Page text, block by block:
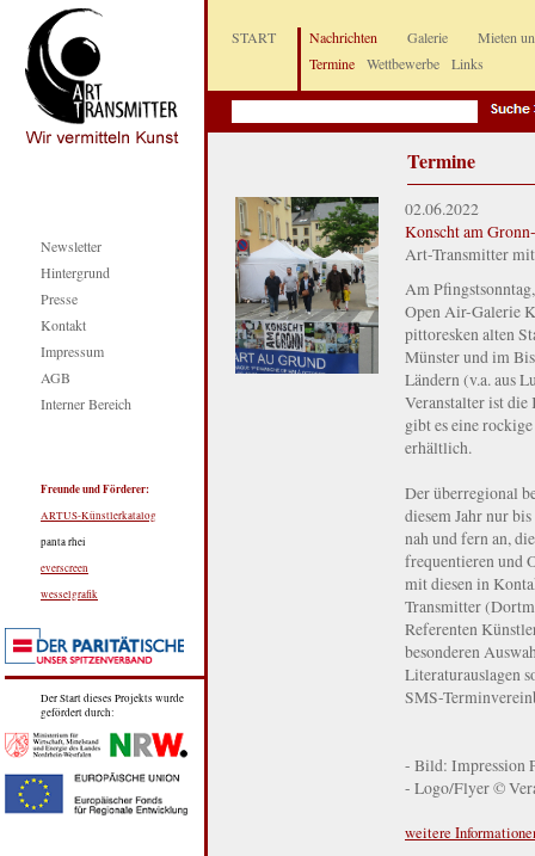
Newsletter
Hintergrund
Presse
Kontakt
Impressum
AGB
Interner Bereich
Freunde und Förderer:
ARTUS-Künstlerkatalog
panta rhei
everscreen
wesselgrafik
Der Start dieses Projekts wurde
gefördert durch:
START
Nachrichten
Termine
Wettbewerbe Links
Galerie Mieten
Termine
02.06.2022
Konscht am
Art-Transmitter
Am
Open Air-Galerie
pittoresken alten
Münster und im
Ländern (v.a. aus
Veranstalter ist
gibt es eine
erhältlich.
Der überregional
diesem Jahr nur
nah und fern an,
frequentieren und
mit diesen in
Transmitter
Referenten
besonderen
Literaturauslagen
SMS-
- Bild: Impression
- Logo/Flyer ©
weitere